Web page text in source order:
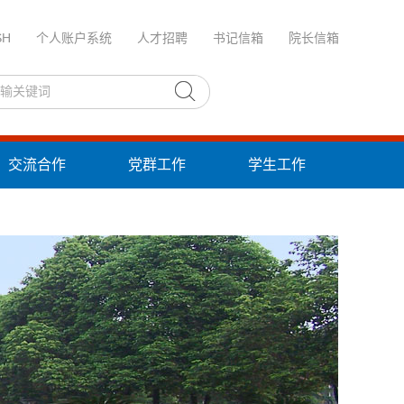
个人账户系统 人才招聘 书记信箱 院长信箱
交流合作 党群工作 学生工作